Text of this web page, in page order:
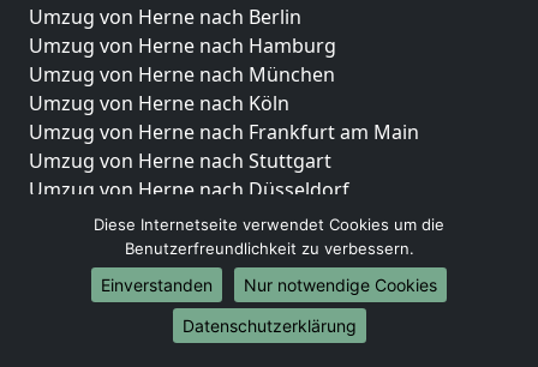
Umzug von Herne nach Berlin
Umzug von Herne nach Hamburg
Umzug von Herne nach München
Umzug von Herne nach Köln
Umzug von Herne nach Frankfurt am Main
Umzug von Herne nach Stuttgart
Umzug von Herne nach Düsseldorf
Umzug von Herne nach Leipzig
Umzug von Herne nach Dortmund
Umzug von Herne nach Essen
Umzug von Herne nach Bremen
Umzug von Herne nach Dresden
Diese Internetseite verwendet Cookies um die
Benutzerfreundlichkeit zu verbessern.
Einverstanden
Nur notwendige Cookies
Datenschutzerklärung